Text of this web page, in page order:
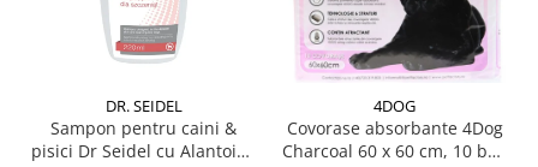
DR. SEIDEL
Sampon pentru caini &
pisici Dr Seidel cu Alantoina
4DOG
Covorase absorbante 4Dog
Charcoal 60 x 60 cm, 10 buc